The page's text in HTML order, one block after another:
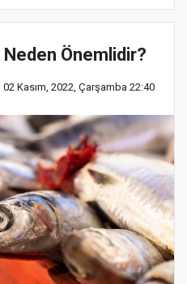
Önemlidir?
02 Kasım, 2022, Çarşamba 22:40